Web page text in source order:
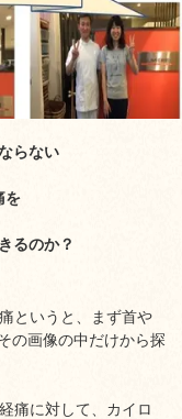
らない
を
るのか？
というと、まず首や
の画像の中だけから探
痛に対して、カイロ